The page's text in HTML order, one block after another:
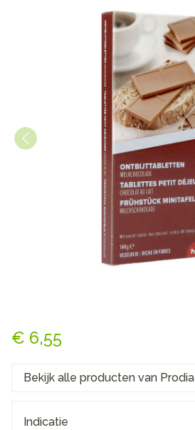
€ 6,55
Bekijk alle producten van Prodia
Indicatie